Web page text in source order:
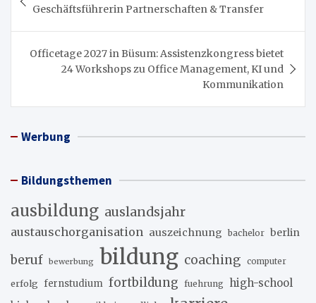
Geschäftsführerin Partnerschaften & Transfer
Officetage 2027 in Büsum: Assistenzkongress bietet
24 Workshops zu Office Management, KI und
Kommunikation
Werbung
Bildungsthemen
ausbildung auslandsjahr
austauschorganisation auszeichnung bachelor berlin
beruf bewerbung bildung coaching computer
erfolg fernstudium fortbildung fuehrung high-school